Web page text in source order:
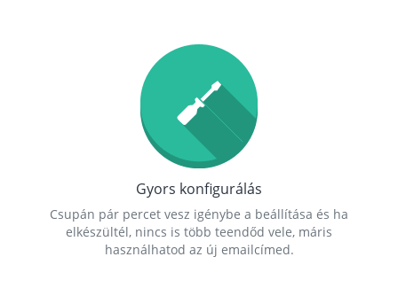
Gyors konfigurálás
Csupán pár percet vesz igénybe a beállítása és ha
elkészültél, nincs is több teendőd vele, máris
használhatod az új emailcímed.